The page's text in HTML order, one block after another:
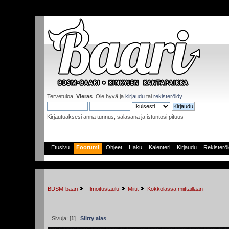
Tervetuloa,Vieras . Ole hyvä jakirjaudu tairekisteröidy.
Kirjautuaksesi anna tunnus, salasana ja istuntosi pituus
Etusivu Foorumi Ohjeet Haku Kalenteri Kirjaudu
BDSM-baari Ilmoitustaulu Miitit Kokkolassa miittaillaan
Sivuja: [1]Siirry alas